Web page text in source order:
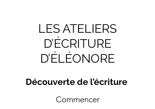
LES ATELIERS
D’ÉCRITURE
D’ÉLÉONORE
Découverte de l’écriture
Commencer